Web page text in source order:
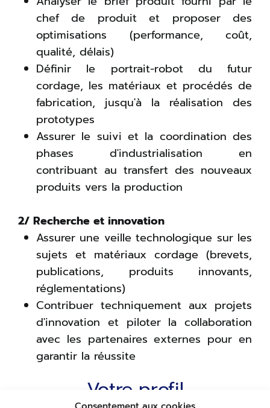
chef de produit et proposer des
optimisations (performance, coût,
qualité, délais)
Définir le portrait-robot du futur
cordage, les matériaux et procédés de
fabrication, jusqu'à la réalisation des
prototypes
Assurer le suivi et la coordination des
phases d'industrialisation en
contribuant au transfert des nouveaux
produits vers la production
2/ Recherche et innovation
Assurer une veille technologique sur les
sujets et matériaux cordage (brevets,
publications, produits innovants,
réglementations)
Contribuer techniquement aux projets
d'innovation et piloter la collaboration
avec les partenaires externes pour en
garantir la réussite
Votre profil